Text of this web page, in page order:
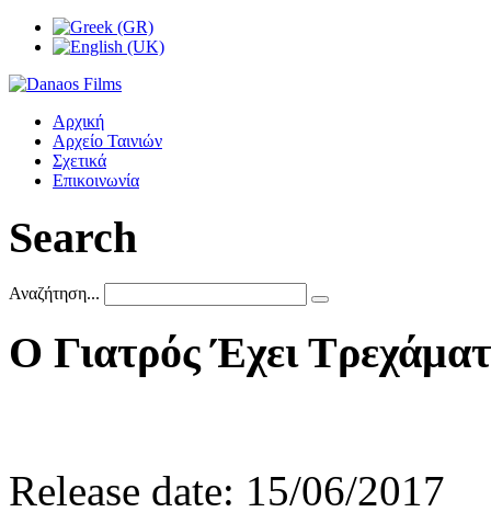
Αρχική
Αρχείο Ταινιών
Σχετικά
Επικοινωνία
Search
Αναζήτηση...
Ο Γιατρός Έχει
Release date: 15/06/2017